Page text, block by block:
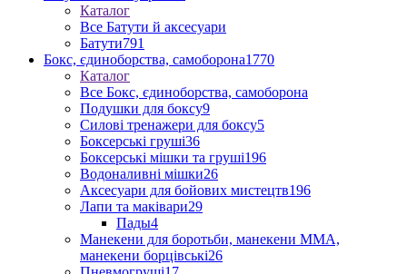
Каталог
Все Батути й аксесуари
Батути791
Бокс, єдиноборства, самоборона1770
Каталог
Все Бокс, єдиноборства, самоборона
Подушки для боксу9
Силові тренажери для боксу5
Боксерські груші36
Боксерські мішки та груші196
Водоналивні мішки26
Аксесуари для бойових мистецтв196
Лапи та маківари29
Пады4
Манекени для боротьби, манекени ММА,
манекени борцівські26